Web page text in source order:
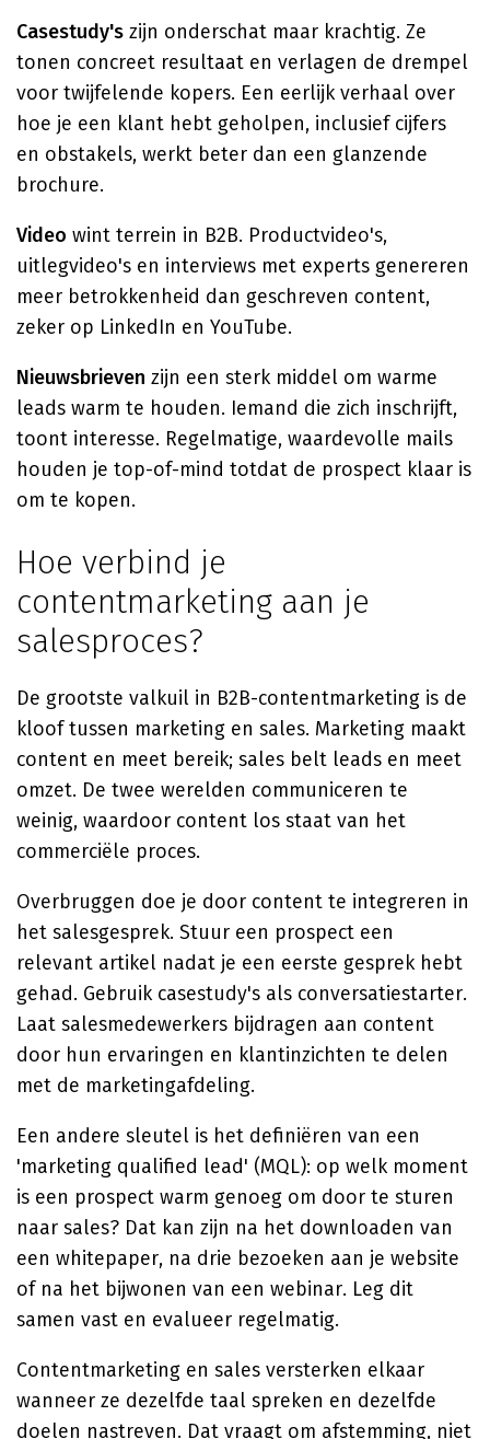
Casestudy's zijn onderschat maar krachtig. Ze
tonen concreet resultaat en verlagen de drempel
voor twijfelende kopers. Een eerlijk verhaal over
hoe je een klant hebt geholpen, inclusief cijfers
en obstakels, werkt beter dan een glanzende
brochure.
Video wint terrein in B2B. Productvideo's,
uitlegvideo's en interviews met experts genereren
meer betrokkenheid dan geschreven content,
zeker op LinkedIn en YouTube.
Nieuwsbrieven zijn een sterk middel om warme
leads warm te houden. Iemand die zich inschrijft,
toont interesse. Regelmatige, waardevolle mails
houden je top-of-mind totdat de prospect klaar is
om te kopen.
Hoe verbind je
contentmarketing aan je
salesproces?
De grootste valkuil in B2B-contentmarketing is de
kloof tussen marketing en sales. Marketing maakt
content en meet bereik; sales belt leads en meet
omzet. De twee werelden communiceren te
weinig, waardoor content los staat van het
commerciële proces.
Overbruggen doe je door content te integreren in
het salesgesprek. Stuur een prospect een
relevant artikel nadat je een eerste gesprek hebt
gehad. Gebruik casestudy's als conversatiestarter.
Laat salesmedewerkers bijdragen aan content
door hun ervaringen en klantinzichten te delen
met de marketingafdeling.
Een andere sleutel is het definiëren van een
'marketing qualified lead' (MQL): op welk moment
is een prospect warm genoeg om door te sturen
naar sales? Dat kan zijn na het downloaden van
een whitepaper, na drie bezoeken aan je website
of na het bijwonen van een webinar. Leg dit
samen vast en evalueer regelmatig.
Contentmarketing en sales versterken elkaar
wanneer ze dezelfde taal spreken en dezelfde
doelen nastreven. Dat vraagt om afstemming, niet